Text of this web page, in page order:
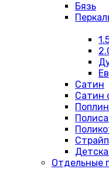
Бязь
Сатин
Сатин
Поплин
Отдельные